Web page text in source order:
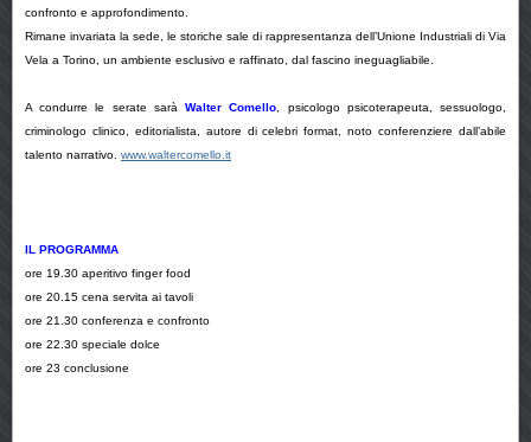
confronto e approfondimento.
Rimane invariata la sede, le storiche sale di rappresentanza dell’Unione Industriali di Via
Vela a Torino, un ambiente esclusivo e raffinato, dal fascino ineguagliabile.
A condurre le serate saràWalter Comello , psicologo psicoterapeuta, sessuologo,
criminologo clinico, editorialista, autore di celebri format, noto conferenziere dall’abile
talento narrativo. www.waltercomello.it
IL PROGRAMMA
ore 19.30 aperitivo finger food
ore 20.15 cena servita ai tavoli
ore 21.30 conferenza e confronto
ore 22.30 speciale dolce
ore 23 conclusione